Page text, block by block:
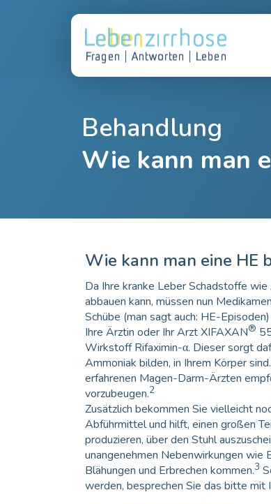
Behandlung
Wie kann man
Wie kann man eine HE
Da Ihre kranke Leber Schadstoffe
abbauen kann, müssen nun
Schübe (man sagt auch: HE-
Ihre Ärztin oder Ihr Arzt XIFAXAN®
Wirkstoff Rifaximin-α. Dieser sorgt
Ammoniak bilden, in Ihrem Körper sind.
erfahrenen Magen-Darm-Ärzten
vorzubeugen.2
Zusätzlich bekommen Sie vielleicht
Abführmittel und hilft, einen großen
produzieren, über den Stuhl
unangenehmen Nebenwirkungen wie
Blähungen und Erbrechen kommen.3
werden, besprechen Sie das bitte mit